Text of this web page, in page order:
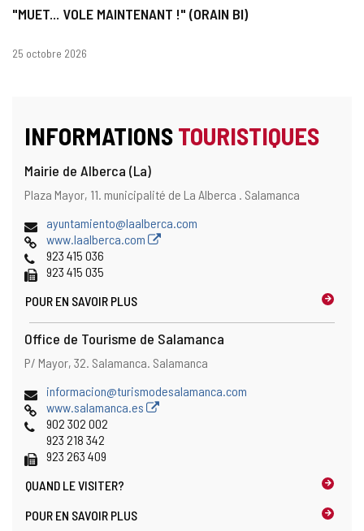
"MUET... VOLE MAINTENANT !" (ORAIN BI)
Dates
25 octobre 2026
INFORMATIONSTOURISTIQUES
Mairie de Alberca (La)
Adresse
Adresse
Plaza Mayor, 11. municipalité de La Alberca . Salamanca
Adresse
de
courrier
électronique
ayuntamiento@laalberca.com
Page
Web
www.laalberca.com
Téléphones
923 415 036
Fax 923 415 035
POUR EN SAVOIR PLUS
Office de Tourisme de Salamanca
Adresse
Adresse
P/ Mayor, 32. Salamanca. Salamanca
Adresse
de
courrier
électronique
informacion@turismodesalamanca.com
Page
Web
www.salamanca.es
Téléphones
902 302 002
923 218 342
Fax 923 263 409
QUAND LEVISITER?
POUR EN SAVOIR PLUS